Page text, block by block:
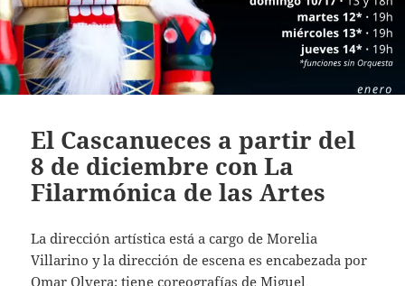
El Cascanueces a partir del
8 de diciembre con La
Filarmónica de las Artes
La dirección artística está a cargo de Morelia
Villarino y la dirección de escena es encabezada por
Omar Olvera; tiene coreografías de Miguel